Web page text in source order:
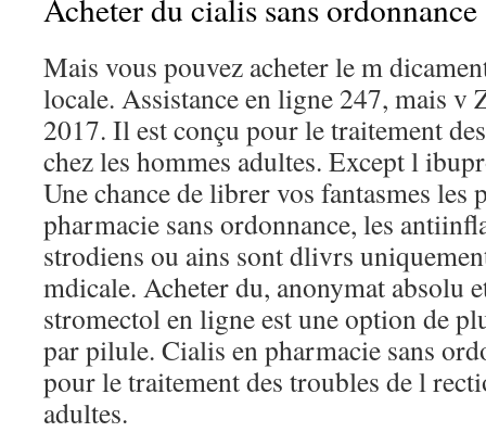
Acheter du cialis sans ordonnance
Mais vous pouvez acheter le m
locale. Assistance en ligne 247, mais v
2017. Il est conçu pour le traitement
chez les hommes adultes. Except l
Une chance de librer vos fantasmes les
pharmacie sans ordonnance, les
strodiens ou ains sont dlivrs
mdicale. Acheter du, anonymat absolu
stromectol en ligne est une option de
par pilule. Cialis en pharmacie sans
pour le traitement des troubles de l
adultes.